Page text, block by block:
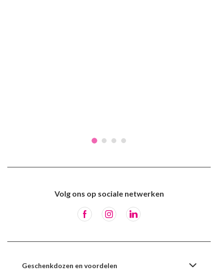
Volg ons op sociale netwerken
Geschenkdozen en voordelen